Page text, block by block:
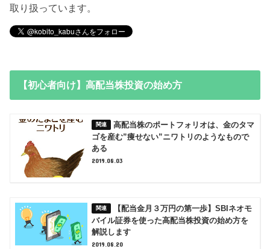
取り扱っています。
【初心者向け】高配当株投資の始め方
高配当株のポートフォリオは、金のタマ
ゴを産む”痩せない”ニワトリのようなもので
ある
2019.08.03
【配当金月３万円の第一歩】SBIネオモ
バイル証券を使った高配当株投資の始め方を
解説します
2019.08.20